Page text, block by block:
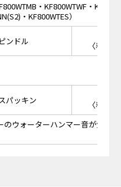
・KF800WTWF・
・KF800WTES）
ンドル
〈税抜
パッキン
〈税抜
ウォーターハンマー音が気に